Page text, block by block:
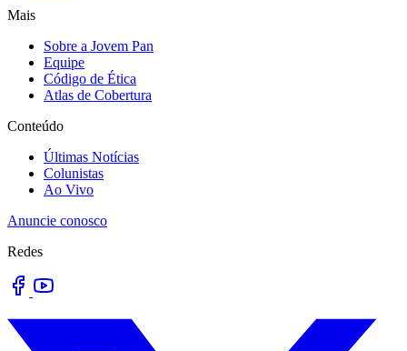
Mais
Sobre a Jovem Pan
Equipe
Código de Ética
Atlas de Cobertura
Conteúdo
Últimas Notícias
Colunistas
Ao Vivo
Anuncie conosco
Redes